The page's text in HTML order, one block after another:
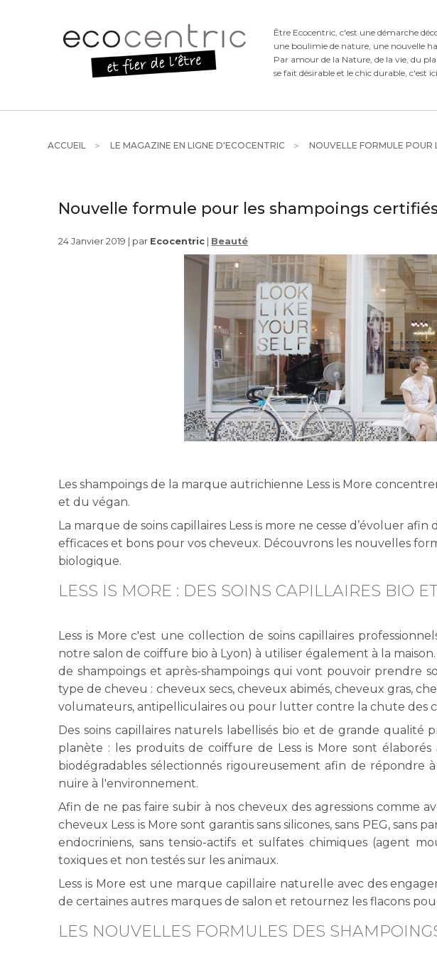
Être Ecocentric, c'est une démarche
une boulimie de nature, une nouvelle
Par amour de la Nature, de la vie, du
se fait désirable et le chic durable, c'est
ACCUEIL LE MAGAZINE EN LIGNE D'ECOCENTRIC NOUVELLE FORMULE POUR
Nouvelle formule pour les shampoings
24 Janvier 2019 | par Ecocentric Beauté
Les shampoings de la marque autrichienne Less is More
et du végan.
La marque de soins capillaires Less is more ne cesse d’évoluer
efficaces et bons pour vos cheveux. Découvrons les nouvelles
biologique.
LESS IS MORE : DES SOINS CAPILLAIRES BIO
Less is More c'est une collection de soins capillaires
notre salon de coiffure bio à Lyon) à utiliser également à la
de shampoings et après-shampoings qui vont pouvoir prendre
type de cheveu : cheveux secs, cheveux abimés, cheveux gras,
volumateurs, antipelliculaires ou pour lutter contre la chute des
Des soins capillaires naturels labellisés bio et de grande qualité
planète : les produits de coiffure de Less is More sont
biodégradables sélectionnés rigoureusement afin de répondre
nuire à l'environnement.
Afin de ne pas faire subir à nos cheveux des agressions comme
cheveux Less is More sont garantis sans silicones, sans PEG, sans
endocriniens, sans tensio-actifs et sulfates chimiques (agent
toxiques et non testés sur les animaux.
Less is More est une marque capillaire naturelle avec des
de certaines autres marques de salon et retournez les flacons
LES NOUVELLES FORMULES DES